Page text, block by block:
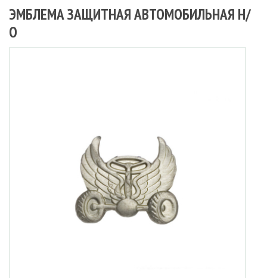
ЭМБЛЕМА ЗАЩИТНАЯ АВТОМОБИЛЬНАЯ Н/
О